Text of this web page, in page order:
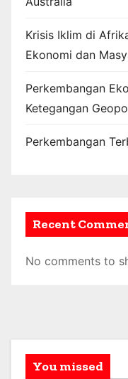
Krisis Iklim di
Ekonomi dan
Perkembangan
Ketegangan
Perkembangan
Recent
No comments to
You missed